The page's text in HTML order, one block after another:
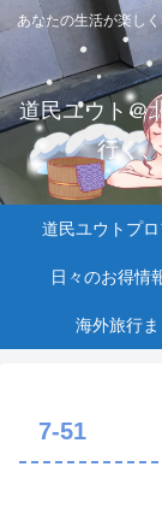
あなたの生活が楽し
道民ユウト＠
行く
道民ユウトプ
日々のお得情
海外旅行
7-51